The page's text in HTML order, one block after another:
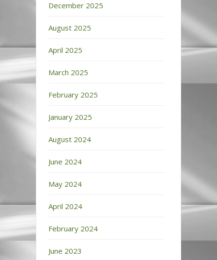
December 2025
August 2025
April 2025
March 2025
February 2025
January 2025
August 2024
June 2024
May 2024
April 2024
February 2024
June 2023